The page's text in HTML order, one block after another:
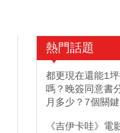
熱門話題
都更現在還能1
嗎？晚簽同意書
月多少？7個關
《吉伊卡哇》